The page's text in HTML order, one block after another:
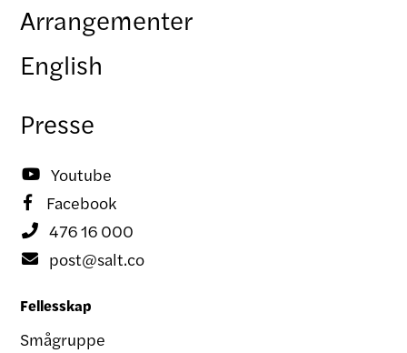
Arrangementer
English
Presse
 Youtube
 Facebook
 476 16 000
 post@salt.co
Fellesskap
Smågruppe